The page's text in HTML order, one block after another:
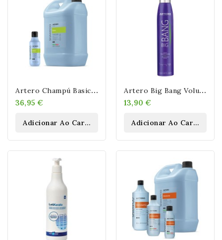
A
Rtero Champú Basic 5l
36,95 €
Adicionar Ao Carrinho
A
Rtero Big Bang Voluminizador 300 Ml
13,90 €
Adicionar Ao Carrinho